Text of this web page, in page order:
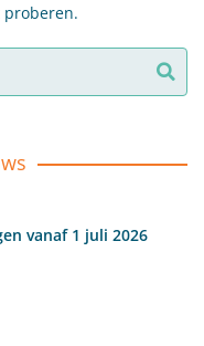
proberen.
vanaf 1 juli 2026